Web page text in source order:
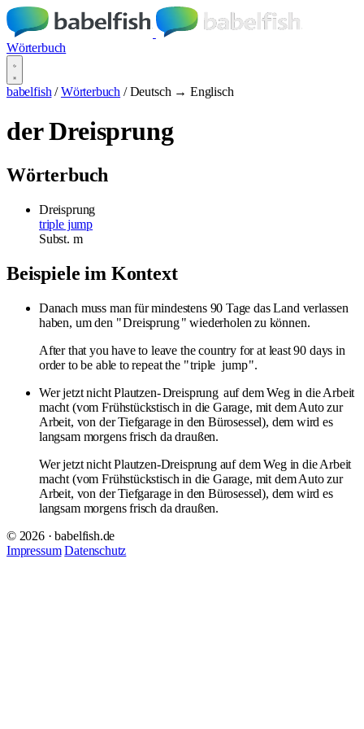
Wörterbuch
babelfish / Wörterbuch / Deutsch → Englisch
der Dreisprung
Wörterbuch
Dreisprung
triple jump
Subst. m
Beispiele im Kontext
Danach muss man für mindestens 90 Tage das Land verlassen
haben, um den "Dreisprung" wiederholen zu können.
After that you have to leave the country for at least 90 days in
order to be able to repeat the "triple jump".
Wer jetzt nicht Plautzen-Dreisprung auf dem Weg in die Arbeit
macht (vom Frühstückstisch in die Garage, mit dem Auto zur
Arbeit, von der Tiefgarage in den Bürosessel), dem wird es
langsam morgens frisch da draußen.
Wer jetzt nicht Plautzen-Dreisprung auf dem Weg in die Arbeit
macht (vom Frühstückstisch in die Garage, mit dem Auto zur
Arbeit, von der Tiefgarage in den Bürosessel), dem wird es
langsam morgens frisch da draußen.
© 2026 · babelfish.de
Impressum Datenschutz